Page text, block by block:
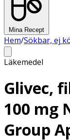
Mina Recept
Hem/Sökbar, ej
Läkemedel
Glivec,
100 mg
Group